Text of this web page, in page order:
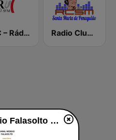
RUC – Rádio Universidade de Coimbra Radio Clube Santa Marta
Canal Webgio Falasolto online